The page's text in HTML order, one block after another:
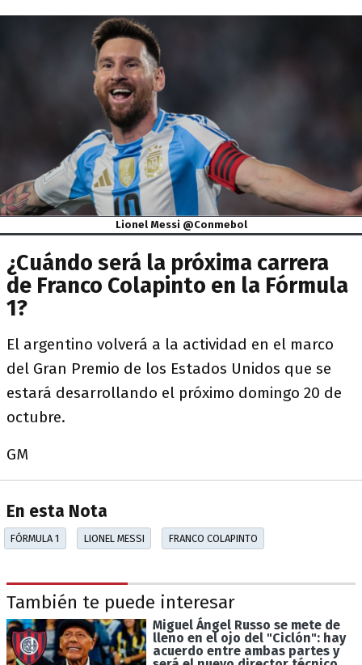
Lionel Messi @Conmebol
¿Cuándo será la próxima carrera
de Franco Colapinto en la Fórmula
1?
El argentino volverá a la actividad en el marco
del Gran Premio de los Estados Unidos que se
estará desarrollando el próximo domingo 20 de
octubre.
GM
En esta Nota
FÓRMULA 1 LIONEL MESSI FRANCO COLAPINTO
También te puede interesar
Miguel Ángel Russo se mete de
lleno en el ojo del "Ciclón": hay
acuerdo entre ambas partes y